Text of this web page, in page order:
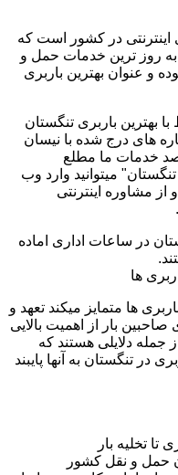
اینترنتی در کشور است که
به روز ترین خدمات حمل و
و عنوان بهترین باربری
بهترین باربری تنگستان
های درج شده با نیسان
صد خدمات ما مطلع
میتوانید وارد وب
مشاوره اینترنتی
در ساعات اداری اماده
ها
ها متمایز میکند تعهد و
بار از اهمیت بالایی
جمله دلایلی هستند که
در تنگستان به آنها پایبند
تخلیه بار
حمل و نقل کشور